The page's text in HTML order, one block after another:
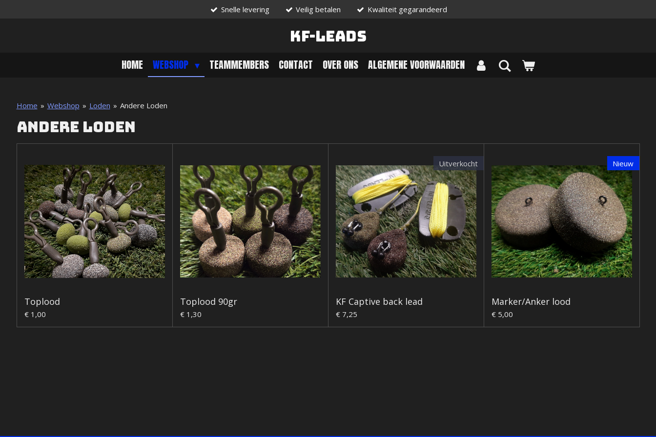
Snelle levering Veilig betalen Kwaliteit gegarandeerd
KF-Leads
HOME WEBSHOP TEAMMEMBERS CONTACT OVER ONS ALGEMENE VOORWAARDEN
Home » Webshop » Loden » Andere Loden
Andere Loden
Toplood
€ 1,00
Toplood 90gr
€ 1,30
Uitverkocht
KF Captive back lead
€ 7,25
Nieuw
Marker/Anker lood
€ 5,00